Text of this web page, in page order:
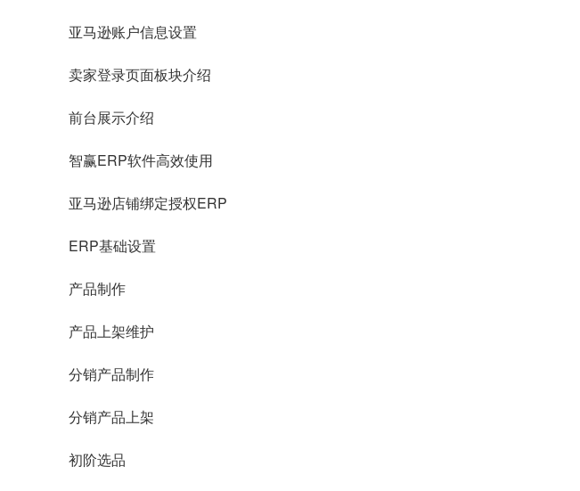
亚马逊账户信息设置
卖家登录页面板块介绍
前台展示介绍
智赢ERP软件高效使用
亚马逊店铺绑定授权ERP
ERP基础设置
产品制作
产品上架维护
分销产品制作
分销产品上架
初阶选品